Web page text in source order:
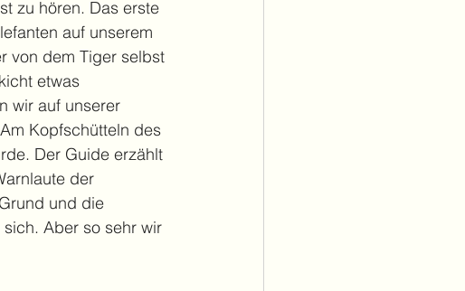
zu hören. Das erste
auf unserem
von dem Tiger selbst
etwas
wir auf unserer
Kopfschütteln des
Der Guide erzählt
der
und die
Aber so sehr wir